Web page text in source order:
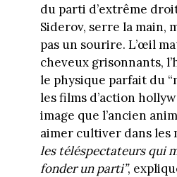
du parti d’extrême
Siderov, serre la main,
pas un sourire. L’œil
cheveux grisonnants,
le physique parfait du
les films d’action
image que l’ancien
aimer cultiver dans les
les téléspectateurs qui
fonder un parti”,